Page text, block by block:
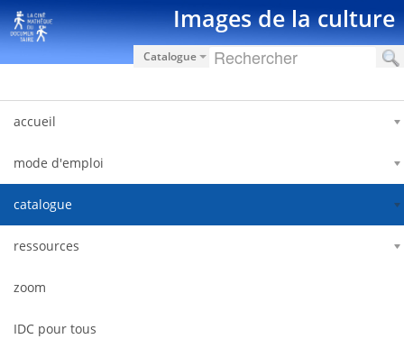
Saut au contenu Images de la culture
Catalogue
accueil
mode d'emploi
catalogue
ressources
zoom
IDC pour tous